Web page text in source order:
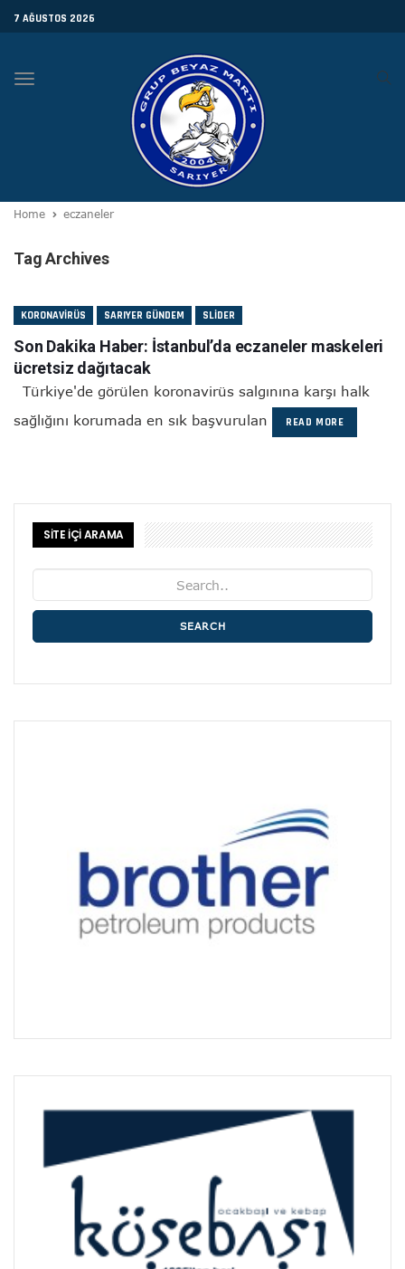
7 AĞUSTOS 2026
Toggle
Home eczaneler
Tag Archives
KORONAVIRÜS SARIYER GÜNDEM SLIDER
Son Dakika Haber: İstanbul’da eczaneler maskeleri
ücretsiz dağıtacak
Türkiye'de görülen koronavirüs salgınına karşı halk
sağlığını korumada en sık başvurulan
READ MORE
SİTE İÇİ ARAMA
SEARCH